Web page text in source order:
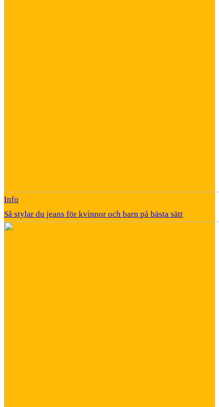
Info
Så stylar du jeans för kvinnor och barn på bästa sätt